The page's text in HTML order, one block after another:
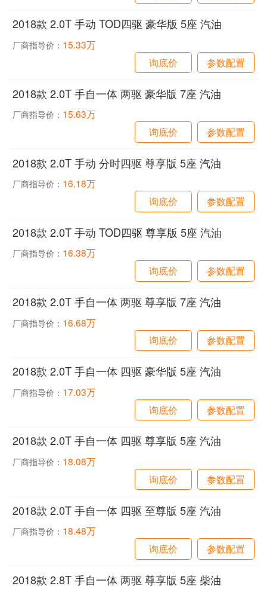
2018款 2.0T 手动 TOD四驱 豪华版 5座 汽油
厂商指导价： 15.33万
询底价
参数配置
2018款 2.0T 手自一体 两驱 豪华版 7座 汽油
厂商指导价： 15.63万
询底价
参数配置
2018款 2.0T 手动 分时四驱 尊享版 5座 汽油
厂商指导价： 16.18万
询底价
参数配置
2018款 2.0T 手动 TOD四驱 尊享版 5座 汽油
厂商指导价： 16.38万
询底价
参数配置
2018款 2.0T 手自一体 两驱 尊享版 7座 汽油
厂商指导价： 16.68万
询底价
参数配置
2018款 2.0T 手自一体 四驱 豪华版 5座 汽油
厂商指导价： 17.03万
询底价
参数配置
2018款 2.0T 手自一体 四驱 尊享版 5座 汽油
厂商指导价： 18.08万
询底价
参数配置
2018款 2.0T 手自一体 四驱 至尊版 5座 汽油
厂商指导价： 18.48万
询底价
参数配置
2018款 2.8T 手自一体 两驱 尊享版 5座 柴油